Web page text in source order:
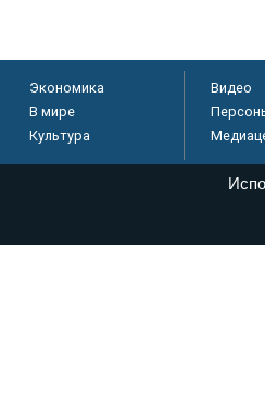
Экономика
В мире
Культура
Видео
по надзору в сфере связи,